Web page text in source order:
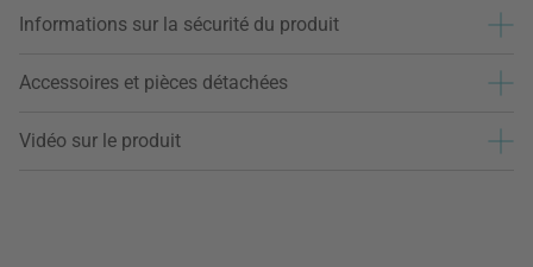
Informations sur la sécurité du produit
Accessoires et pièces détachées
Vidéo sur le produit